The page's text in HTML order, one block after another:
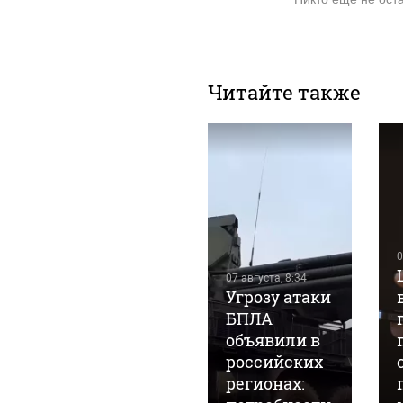
Читайте также
07 августа, 8:34
Угрозу атаки
БПЛА
объявили в
российских
регионах: